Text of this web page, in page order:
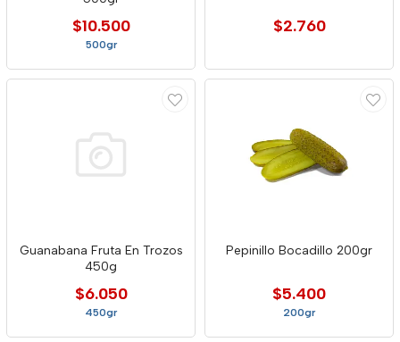
$10.500
500gr
$2.760
Guanabana Fruta En Trozos
450g
$6.050
450gr
Pepinillo Bocadillo 200gr
$5.400
200gr